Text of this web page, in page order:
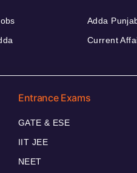
Adda
Current
Entrance Exams
GATE & ESE
IIT JEE
NEET